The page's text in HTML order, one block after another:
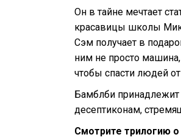
Он в тайне мечтает
красавицы школы
Сэм получает в
ним не просто
чтобы спасти людей
Бамблби
десептиконам,
Смотрите трилогию о